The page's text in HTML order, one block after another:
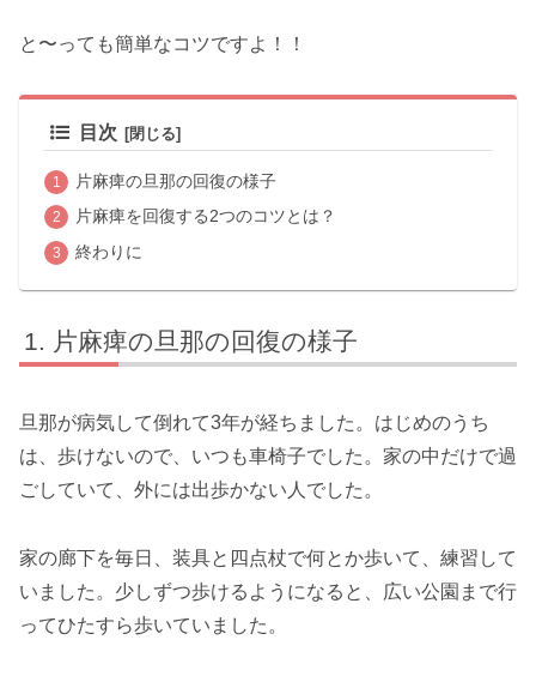
と〜っても簡単なコツですよ！！
目次
片麻痺の旦那の回復の様子
片麻痺を回復する2つのコツとは？
終わりに
片麻痺の旦那の回復の様子
旦那が病気して倒れて3年が経ちました。はじめのうち
は、歩けないので、いつも車椅子でした。家の中だけで過
ごしていて、外には出歩かない人でした。
家の廊下を毎日、装具と四点杖で何とか歩いて、練習して
いました。少しずつ歩けるようになると、広い公園まで行
ってひたすら歩いていました。